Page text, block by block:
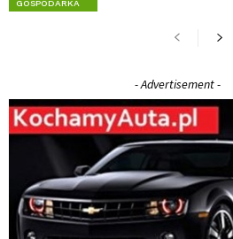
GOSPODARKA
- Advertisement -